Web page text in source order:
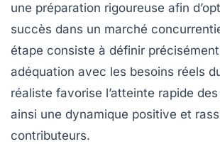
une préparation rigoureuse afin
succès dans un marché
étape consiste à définir
adéquation avec les besoins réels
réaliste favorise l’atteinte rapide
ainsi une dynamique positive et
contributeurs.